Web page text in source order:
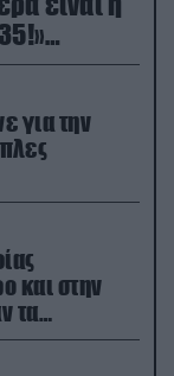
για την
και στην
τα